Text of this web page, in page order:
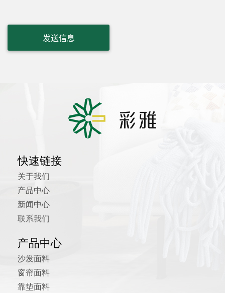
快速链接
关于我们
产品中心
新闻中心
联系我们
产品中心
沙发面料
窗帘面料
靠垫面料